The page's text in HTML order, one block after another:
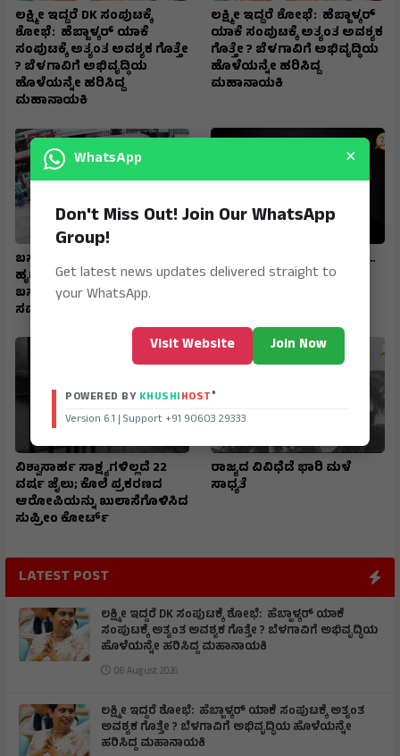
ಲಕ್ಷ್ಮೀ ಇದ್ದರೆ DK ಸಂಪುಟಕ್ಕೆ
ಶೋಭೆ: ಹೆಬ್ಬಾಳ್ಕರ್ ಯಾಕೆ
ಸಂಪುಟಕ್ಕೆ ಅತ್ಯಂತ ಅವಶ್ಯಕ ಗೊತ್ತೇ
? ಬೆಳಗಾವಿಗೆ ಅಭಿವೃದ್ಧಿಯ
ಹೊಳೆಯನ್ನೇ ಹರಿಸಿದ್ದ
ಮಹಾನಾಯಕಿ
ಲಕ್ಷ್ಮೀ ಇದ್ದರೆ ಶೋಭೆ: ಹೆಬ್ಬಾಳ್ಕರ್
ಯಾಕೆ ಸಂಪುಟಕ್ಕೆ ಅತ್ಯಂತ ಅವಶ್ಯಕ
ಗೊತ್ತೇ ? ಬೆಳಗಾವಿಗೆ ಅಭಿವೃದ್ಧಿಯ
ಹೊಳೆಯನ್ನೇ ಹರಿಸಿದ್ದ
ಮಹಾನಾಯಕಿ
ಬಸ್‌ನಲ್ಲೇ ಮಹಿಳೆಗೆ
ಹೃದಯಾಘಾತ ; ನೇರ ಆಸ್ಪತ್ರೆಗೆ
ಬಸ್‌ ಚಲಾಯಿಸಿಕೊಂಡು ಬಂದು
ಸಮಯಪ್ರಜ್ಞೆ ಮೆರೆದ ಚಾಲಕ
ಭೀಕರ ಕೊಲೆ ; 2 ತಿಂಗಳ ಸಂಚು…
ಶಿಕ್ಷಕಿಗೆ 27 ಬಾರಿ ಚಾಕುವಿನಿಂದ
ವಿಶ್ವಾಸಾರ್ಹ ಸಾಕ್ಷ್ಯಗಳಿಲ್ಲದೆ 22
ವರ್ಷ ಜೈಲು; ಕೊಲೆ ಪ್ರಕರಣದ
ಆರೋಪಿಯನ್ನು ಖುಲಾಸೆಗೊಳಿಸಿದ
ಸುಪ್ರೀಂ ಕೋರ್ಟ್
ರಾಜ್ಯದ ವಿವಿಧೆಡೆ ಭಾರಿ ಮಳೆ
ಸಾಧ್ಯತೆ
LATEST POST
ಲಕ್ಷ್ಮೀ ಇದ್ದರೆ DK ಸಂಪುಟಕ್ಕೆ ಶೋಭೆ: ಹೆಬ್ಬಾಳ್ಕರ್ ಯಾಕೆ
ಸಂಪುಟಕ್ಕೆ ಅತ್ಯಂತ ಅವಶ್ಯಕ ಗೊತ್ತೇ ? ಬೆಳಗಾವಿಗೆ ಅಭಿವೃದ್ಧಿಯ
ಹೊಳೆಯನ್ನೇ ಹರಿಸಿದ್ದ ಮಹಾನಾಯಕಿ
06 August 2026
ಲಕ್ಷ್ಮೀ ಇದ್ದರೆ ಶೋಭೆ: ಹೆಬ್ಬಾಳ್ಕರ್ ಯಾಕೆ ಸಂಪುಟಕ್ಕೆ ಅತ್ಯಂತ
ಅವಶ್ಯಕ ಗೊತ್ತೇ ? ಬೆಳಗಾವಿಗೆ ಅಭಿವೃದ್ಧಿಯ ಹೊಳೆಯನ್ನೇ
ಹರಿಸಿದ್ದ ಮಹಾನಾಯಕಿ
WhatsApp ×
Don't Miss Out! Join Our WhatsApp
Group!
Get latest news updates delivered straight to
your WhatsApp.
Visit Website Join Now
POWERED BY KHUSHIHOST®
Version 6.1 | Support +91 90603 29333